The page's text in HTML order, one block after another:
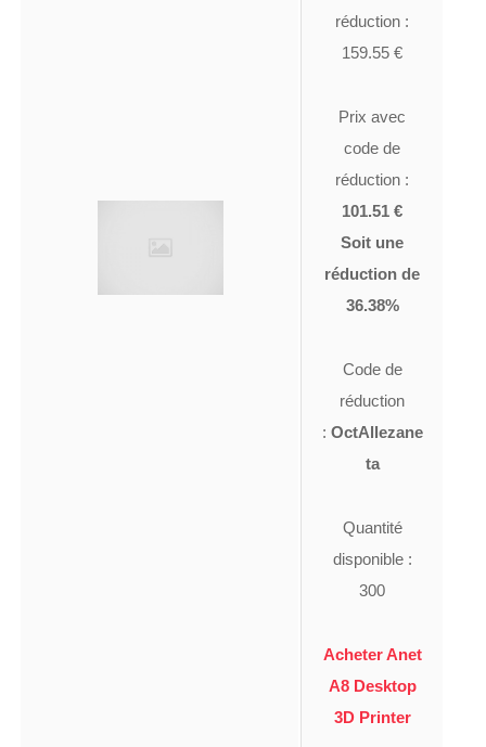
réduction :
159.55 €
Prix avec
code de
réduction :
101.51 €
Soit une
réduction de
36.38%
Code de
réduction
: OctAllezane
ta
Quantité
disponible :
300
Acheter Anet
A8 Desktop
3D Printer